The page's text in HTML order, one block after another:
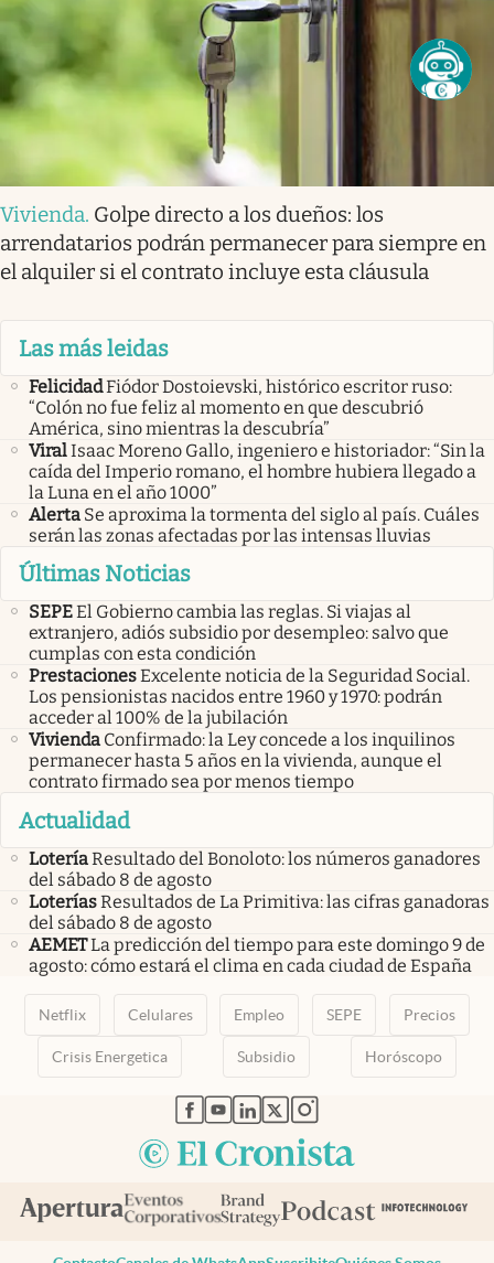
Vivienda. Golpe directo a los dueños: los
arrendatarios podrán permanecer para siempre en
el alquiler si el contrato incluye esta cláusula
Las más leidas
FelicidadFiódor Dostoievski, histórico escritor ruso:
“Colón no fue feliz al momento en que descubrió
América, sino mientras la descubría”
ViralIsaac Moreno Gallo, ingeniero e historiador: “Sin la
caída del Imperio romano, el hombre hubiera llegado a
la Luna en el año 1000”
Alerta Se aproxima la tormenta del siglo al país. Cuáles
serán las zonas afectadas por las intensas lluvias
Últimas Noticias
SEPEEl Gobierno cambia las reglas. Si viajas al
extranjero, adiós subsidio por desempleo: salvo que
cumplas con esta condición
PrestacionesExcelente noticia de la Seguridad Social.
Los pensionistas nacidos entre 1960 y 1970: podrán
acceder al 100% de la jubilación
Vivienda Confirmado: la Ley concede a los inquilinos
permanecer hasta 5 años en la vivienda, aunque el
contrato firmado sea por menos tiempo
Actualidad
LoteríaResultado del Bonoloto: los números ganadores
del sábado 8 de agosto
LoteríasResultados de La Primitiva: las cifras ganadoras
del sábado 8 de agosto
AEMETLa predicción del tiempo para este domingo 9 de
agosto: cómo estará el clima en cada ciudad de España
Netflix Celulares Empleo SEPE Precios
Crisis Energetica Subsidio Horóscopo
abre en nueva pestaña
abre en nueva pestaña
abre en nueva pestaña
abre en nueva pestaña
abre en nueva pestaña